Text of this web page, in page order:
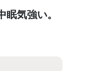
気強い。